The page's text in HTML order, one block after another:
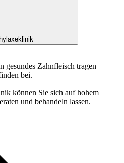
gesundes Zahnfleisch tragen
bei.
können Sie sich auf hohem
und behandeln lassen.